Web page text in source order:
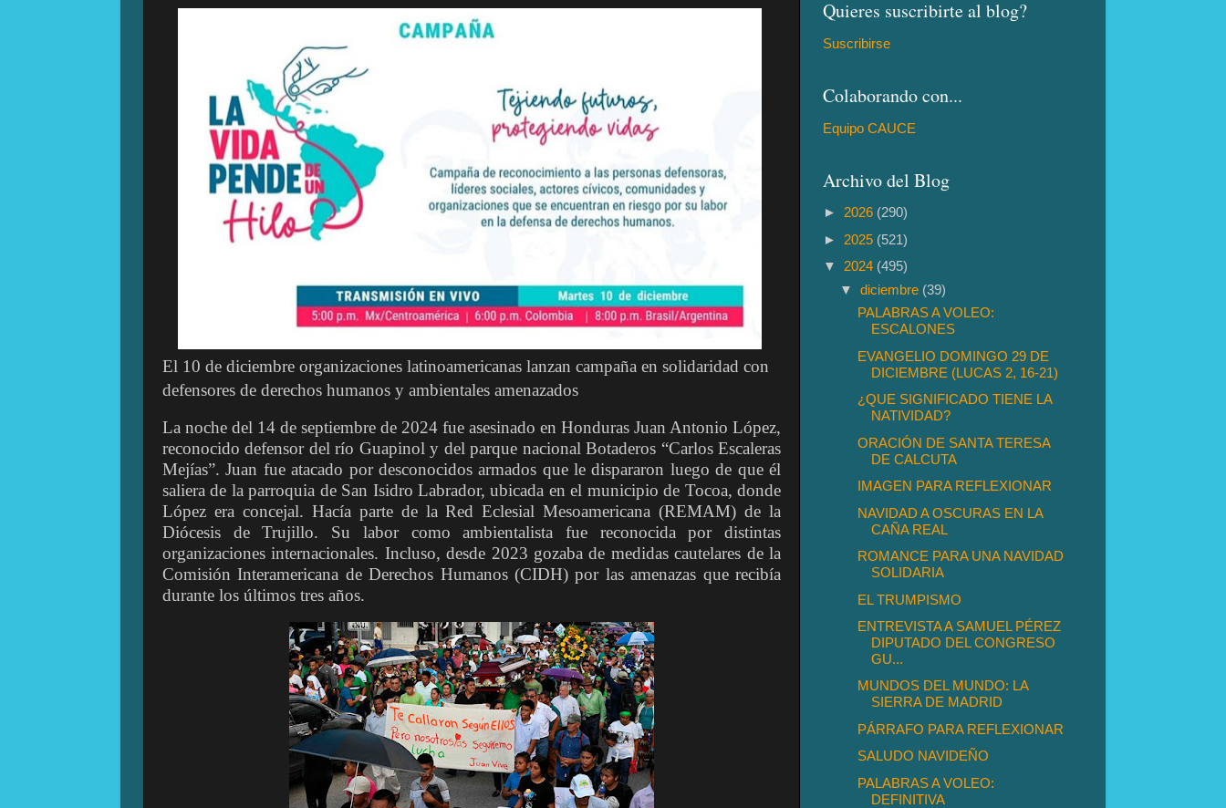
El 10 de diciembre organizaciones latinoamericanas lanzan campaña en solidaridad con
defensores de derechos humanos y ambientales amenazados
La noche del 14 de septiembre de 2024 fue asesinado en Honduras Juan Antonio López,
reconocido defensor del río Guapinol y del parque nacional Botaderos “Carlos Escaleras
Mejías”. Juan fue atacado por desconocidos armados que le dispararon luego de que él
saliera de la parroquia de San Isidro Labrador, ubicada en el municipio de Tocoa, donde
López era concejal. Hacía parte de la Red Eclesial Mesoamericana (REMAM) de la
Diócesis de Trujillo. Su labor como ambientalista fue reconocida por distintas
organizaciones internacionales. Incluso, desde 2023 gozaba de medidas cautelares de la
Comisión Interamericana de Derechos Humanos (CIDH) por las amenazas que recibía
durante los últimos tres años.
Quieres suscribirte al blog?
Suscribirse
Colaborando con...
Equipo CAUCE
Archivo del Blog
► 2026 (290)
► 2025 (521)
▼ 2024 (495)
▼diciembre (39)
PALABRAS A VOLEO:
ESCALONES
EVANGELIO DOMINGO 29 DE
DICIEMBRE (LUCAS 2, 16-21)
¿QUE SIGNIFICADO TIENE LA
NATIVIDAD?
ORACIÓN DE SANTA TERESA
DE CALCUTA
IMAGEN PARA REFLEXIONAR
NAVIDAD A OSCURAS EN LA
CAÑA REAL
ROMANCE PARA UNA NAVIDAD
SOLIDARIA
EL TRUMPISMO
ENTREVISTA A SAMUEL PÉREZ
DIPUTADO DEL CONGRESO
GU...
MUNDOS DEL MUNDO: LA
SIERRA DE MADRID
PÁRRAFO PARA REFLEXIONAR
SALUDO NAVIDEÑO
PALABRAS A VOLEO:
DEFINITIVA